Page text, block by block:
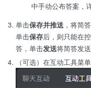
中手动公布答案，
单击保存并推送 ，将简
单击保存后，则只能在
答，单击发送将简答发
（可选）在互动工具菜